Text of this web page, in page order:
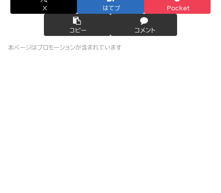
X はてブ Pocket
コピー コメント
本ページはプロモーションが含まれています